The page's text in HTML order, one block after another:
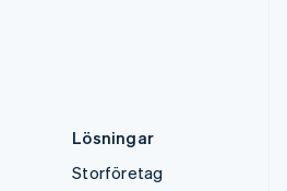
Lösningar
Storföretag